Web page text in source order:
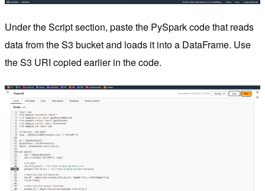
Under the Script section, paste the PySpark code that reads
data from the S3 bucket and loads it into a DataFrame. Use
the S3 URI copied earlier in the code.